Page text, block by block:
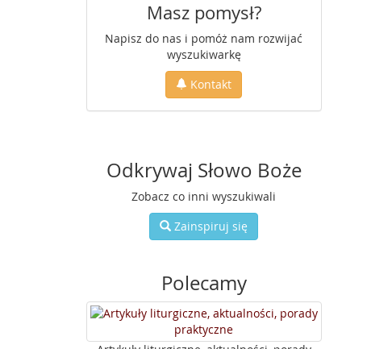
Masz pomysł?
Napisz do nas i pomóż nam rozwijać
wyszukiwarkę
Kontakt
Odkrywaj Słowo Boże
Zobacz co inni wyszukiwali
Zainspiruj się
Polecamy